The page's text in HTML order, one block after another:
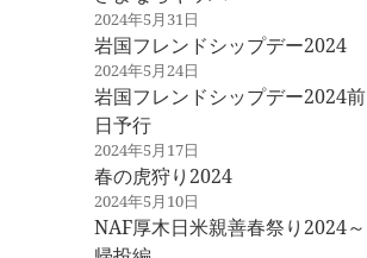
2024年5月31日
岩国フレンドシップデー2024
2024年5月24日
岩国フレンドシップデー2024前
日予行
2024年5月17日
春の虎狩り2024
2024年5月10日
NAF厚木日米親善春祭り2024～